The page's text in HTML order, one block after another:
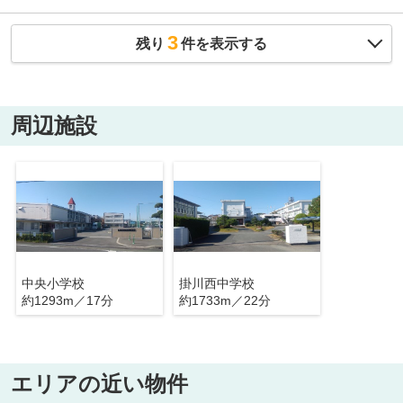
残り 3件を表示する
周辺施設
中央小学校
約1293m／17分
掛川西中学校
約1733m／22分
エリアの近い物件